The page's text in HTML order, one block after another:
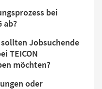
bei
ab?
Jobsuchende
TEICON
möchten?
oder